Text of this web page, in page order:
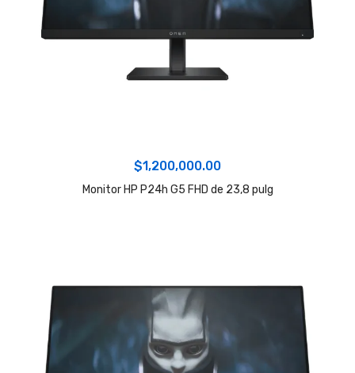
$1,200,000.00
Monitor HP P24h G5 FHD de 23,8 pulg